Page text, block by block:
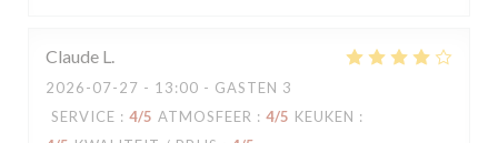
Claude L
2026-07-27 - 13:00 - GASTEN 3
SERVICE : 4/5 ATMOSFEER : 4/5 KEUKEN :